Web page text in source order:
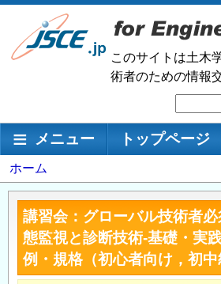
メ
ン
移
このサイトは土木
術者のための情報
索
メインナビゲーション
メニュー トップページ
パ
ン
く
ず
ホーム
講習会：グローバル技術者
態監視と診断技術‐基礎・実
例・規格（初心者向け，初中